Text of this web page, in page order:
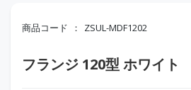
商品コード ZSUL-MDF1202
フランジ 120型 ホワイト